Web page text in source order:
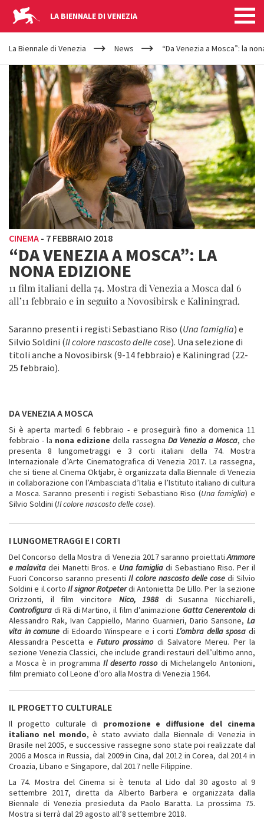
LA BIENNALE DI VENEZIA
YOUR
ARE
HERE
La Biennale di Venezia News “Da Venezia a Mosca”: la
CINEMA - 7 FEBBRAIO 2018
“DA VENEZIA A MOSCA”: LA
NONA EDIZIONE
11 film italiani della 74. Mostra di Venezia a Mosca dal 6
all’11 febbraio e in seguito a Novosibirsk e Kaliningrad.
Saranno presenti i registi Sebastiano Riso (Una famiglia) e
Silvio Soldini (Il colore nascosto delle cose). Una selezione di
titoli anche a Novosibirsk (9-14 febbraio) e Kaliningrad (22-
25 febbraio).
DA VENEZIA A MOSCA
Si è aperta martedì 6 febbraio - e proseguirà fino a domenica 11
febbraio - la nona edizione della rassegna Da Venezia a Mosca, che
presenta 8 lungometraggi e 3 corti italiani della 74. Mostra
Internazionale d’Arte Cinematografica di Venezia 2017. La rassegna,
che si tiene al Cinema Oktjabr, è organizzata dalla Biennale di Venezia
in collaborazione con l’Ambasciata d’Italia e l’Istituto italiano di cultura
a Mosca. Saranno presenti i registi Sebastiano Riso (Una famiglia) e
Silvio Soldini (Il colore nascosto delle cose).
I LUNGOMETRAGGI E I CORTI
Del Concorso della Mostra di Venezia 2017 saranno proiettatiAmmore
e malavita dei Manetti Bros. e Una famiglia di Sebastiano Riso. Per il
Fuori Concorso saranno presentiIl colore nascosto delle cosedi Silvio
Soldini e il cortoIl signor Rotpeterdi Antonietta De Lillo. Per la sezione
Orizzonti, il film vincitore Nico, 1988di Susanna Nicchiarelli,
Controfigura di Rä di Martino, il film d’animazione Gatta Cenerentola di
Alessandro Rak, Ivan Cappiello, Marino Guarnieri, Dario Sansone, La
vita in comune di Edoardo Winspeare e i cortiL’ombra della sposa di
Alessandra Pescetta e Futuro prossimodi Salvatore Mereu. Per la
sezione Venezia Classici, che include grandi restauri dell’ultimo anno,
a Mosca è in programma Il deserto rossodi Michelangelo Antonioni,
film premiato col Leone d’oro alla Mostra di Venezia 1964.
IL PROGETTO CULTURALE
Il progetto culturale di promozione e diffusione del cinema
italiano nel mondo, è stato avviato dalla Biennale di Venezia in
Brasile nel 2005, e successive rassegne sono state poi realizzate dal
2006 a Mosca in Russia, dal 2009 in Cina, dal 2012 in Corea, dal 2014 in
Croazia, Libano e Singapore, dal 2017 nelle Filippine.
La 74. Mostra del Cinema si è tenuta al Lido dal 30 agosto al 9
settembre 2017, diretta da Alberto Barbera e organizzata dalla
Biennale di Venezia presieduta da Paolo Baratta. La prossima 75.
Mostra si terrà dal 29 agosto all’8 settembre 2018.